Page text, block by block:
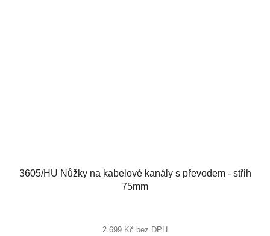
3605/HU Nůžky na kabelové kanály s převodem - střih
75mm
2 699 Kč bez DPH